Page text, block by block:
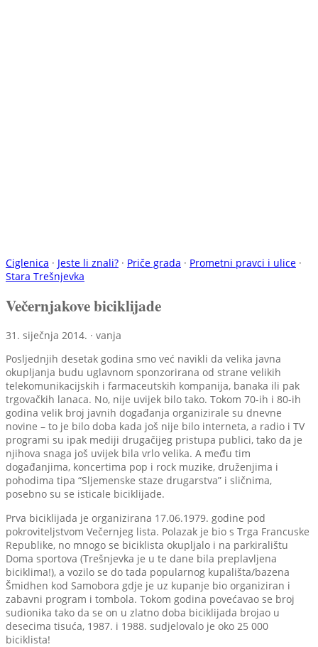
Ciglenica · Jeste li znali? · Priče grada · Prometni pravci i ulice ·
Stara Trešnjevka
Večernjakove biciklijade
31. siječnja 2014. · vanja
Posljednjih desetak godina smo već navikli da velika javna
okupljanja budu uglavnom sponzorirana od strane velikih
telekomunikacijskih i farmaceutskih kompanija, banaka ili pak
trgovačkih lanaca. No, nije uvijek bilo tako. Tokom 70-ih i 80-ih
godina velik broj javnih događanja organizirale su dnevne
novine – to je bilo doba kada još nije bilo interneta, a radio i TV
programi su ipak mediji drugačijeg pristupa publici, tako da je
njihova snaga još uvijek bila vrlo velika. A među tim
događanjima, koncertima pop i rock muzike, druženjima i
pohodima tipa “Sljemenske staze drugarstva” i sličnima,
posebno su se isticale biciklijade.
Prva biciklijada je organizirana 17.06.1979. godine pod
pokroviteljstvom Večernjeg lista. Polazak je bio s Trga Francuske
Republike, no mnogo se biciklista okupljalo i na parkiralištu
Doma sportova (Trešnjevka je u te dane bila preplavljena
biciklima!), a vozilo se do tada popularnog kupališta/bazena
Šmidhen kod Samobora gdje je uz kupanje bio organiziran i
zabavni program i tombola. Tokom godina povećavao se broj
sudionika tako da se on u zlatno doba biciklijada brojao u
desecima tisuća, 1987. i 1988. sudjelovalo je oko 25 000
biciklista!